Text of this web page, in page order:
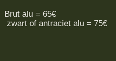
Brut alu = 65€
zwart of antraciet alu = 75€